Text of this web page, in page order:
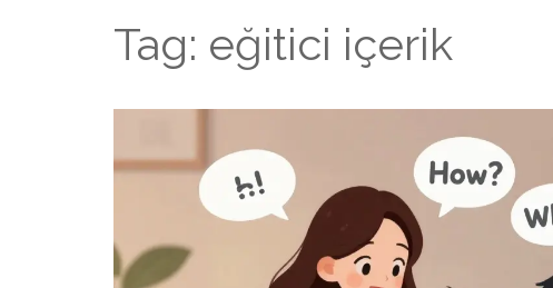
Tag: eğitici içerik